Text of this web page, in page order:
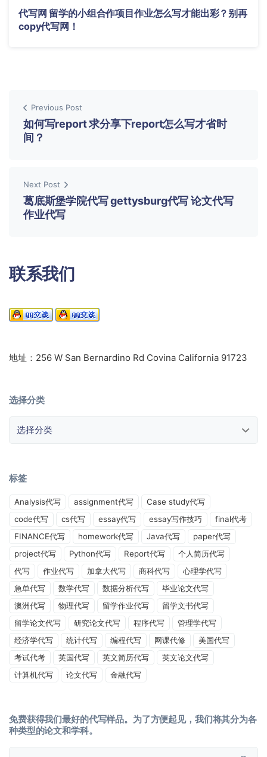
代写网 留学的小组合作项目作业怎么写才能出彩？别再
copy代写网！
Previous Post
如何写report 求分享下report怎么写才省时
间？
Next Post
葛底斯堡学院代写 gettysburg代写 论文代写
作业代写
联系我们
地址：256 W San Bernardino Rd Covina California 91723
选择分类
标签
Analysis代写 assignment代写
Case study代写
code代写
cs代写 essay代写 essay写作技巧
final代考
FINANCE代写
homework代写 Java代写
paper代写
project代写
Python代写 Report代写
个人简历代写
代写
作业代写 加拿大代写 商科代写
心理学代写
急单代写
数学代写 数据分析代写
毕业论文代写
澳洲代写
物理代写 留学作业代写
留学文书代写
留学论文代写
研究论文代写 程序代写
管理学代写
经济学代写
统计代写 编程代写 网课代修
美国代写
考试代考
英国代写 英文简历代写
英文论文代写
计算机代写
论文代写 金融代写
免费获得我们最好的代写样品。为了方便起见，我们将其分为各
种类型的论文和学科。